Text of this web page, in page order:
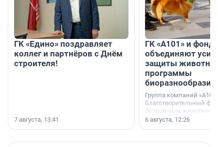
ГК «Едино» поздравляет
коллег и партнёров с Днём
строителя!
7 августа, 13:41
ГК «А101» и фонд
объединяют
защиты
программы
биоразнообразия
Группа компаний
Благотворительный
бездомным животным
заключили соглашение
6 августа, 12:26